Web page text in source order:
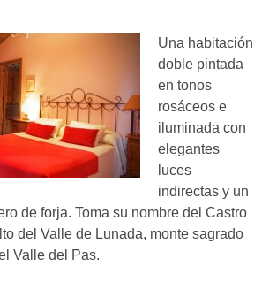
Una habitación
doble pintada
en tonos
rosáceos e
iluminada con
elegantes
luces
indirectas y un
de forja. Toma su nombre del Castro
del Valle de Lunada, monte sagrado
Valle del Pas.